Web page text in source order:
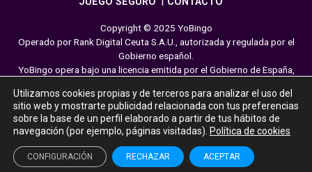
Copyright © 2025 YoBingo
Operado por Rank Digital Ceuta S.A.U., autorizada y regulada por el
Gobierno español.
YoBingo opera bajo una licencia emitida por el Gobierno de España,
responsabilidad en los juegos online. El juego es una forma de
entretenimiento cuya finalidad es ofrecer diversión y emoción a los
jugadores en nuestra página web. Juega con moderación siguiendo
las pautas recomendadas para el juego responsable.
Utilizamos cookies propias y de terceros para analizar el uso del
sitio web y mostrarte publicidad relacionada con tus preferencias
sobre la base de un perfil elaborado a partir de tus hábitos de
navegación (por ejemplo, páginas visitadas). Política de cookies
ACEPTAR
RECHAZAR
CONFIGURACIÓN